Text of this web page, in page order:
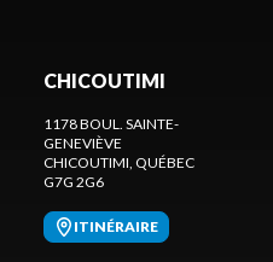
CHICOUTIMI
1178 BOUL. SAINTE-
GENEVIÈVE
CHICOUTIMI , QUÉBEC
G7G 2G6
ITINÉRAIRE